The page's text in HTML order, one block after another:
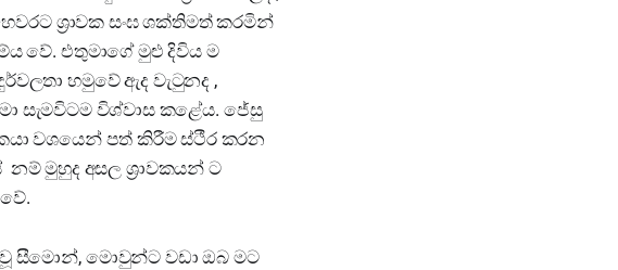
ශ්‍රාවක සංඝ ශක්තිමත් කරමින්
වේ. එතුමාගේ මුළු දිවිය ම
හමුවේ ඇද වැටුනද ,
සැමවිටම විශ්වාස කළේය. ජේසු
වශයෙන් පත් කිරීම ස්ථීර කරන
මුහුද අසල ශ්‍රාවකයන් ට
සීමොන්, මොවුන්ට වඩා ඔබ මට